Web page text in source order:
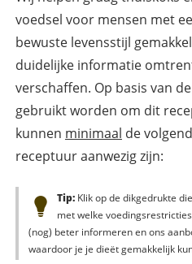
voedsel voor mensen met
bewuste levensstijl
duidelijke informatie
verschaffen. Op basis van
gebruikt worden om dit
kunnen minimaal de
receptuur aanwezig zijn:
Tip:Klik op de dikgedrukte
met welke
(nog) beter informeren en ons
waardoor je je dieët gemakkelijk